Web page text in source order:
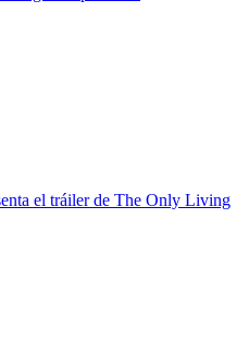
el tráiler de The Only Living